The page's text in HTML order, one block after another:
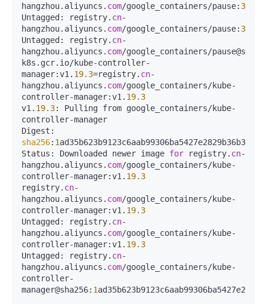
hangzhou.aliyuncs. com/google_containers/pause: 3.2
Untagged: registry. cn-
hangzhou.aliyuncs. com/google_containers/pause: 3.2
Untagged: registry. cn-
hangzhou.aliyuncs. com/google_containers/
k8s.gcr.io/kube-controller-
manager:v1. 19.3=registry. cn-
hangzhou.aliyuncs. com/google_containers/kube-
controller-manager:v1. 19.3
v1. 19.3: Pulling from google_containers/kube-
controller-manager
sha256: 1
Status: Downloaded newer image for registry. cn-
hangzhou.aliyuncs. com/google_containers/kube-
controller-manager:v1. 19.3
registry. cn-
hangzhou.aliyuncs. com/google_containers/kube-
controller-manager:v1. 19.3
Untagged: registry. cn-
hangzhou.aliyuncs. com/google_containers/kube-
controller-manager:v1. 19.3
Untagged: registry. cn-
hangzhou.aliyuncs. com/google_containers/kube-
controller-
manager@sha256: 1